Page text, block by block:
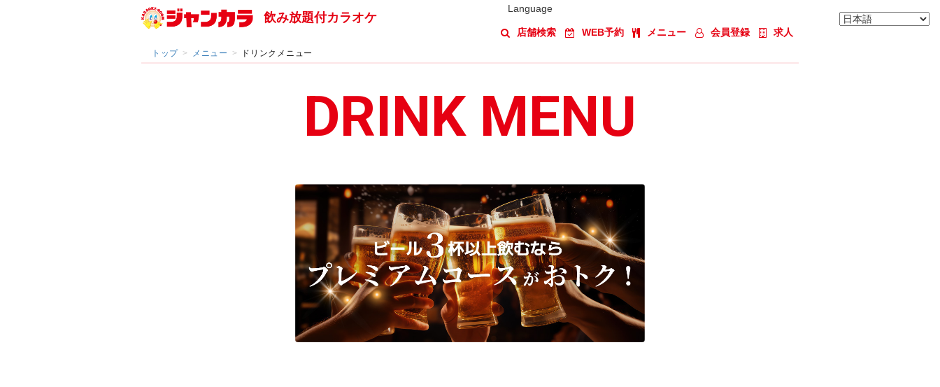
飲み放題付カラオケ
Language
店舗検索 WEB予約 メニュー 会員登録 求人
トップ メニュー ドリンクメニュー